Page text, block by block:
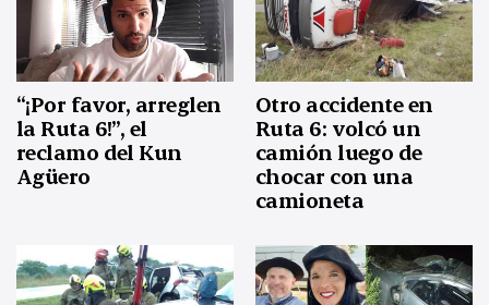
“¡Por favor, arreglen
la Ruta 6!”, el
reclamo del Kun
Agüero
Otro accidente en
Ruta 6: volcó un
camión luego de
chocar con una
camioneta